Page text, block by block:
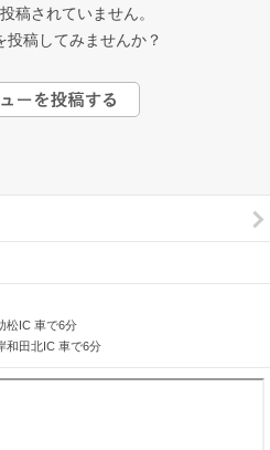
稿されていません。
投稿してみませんか？
松IC 車で6分
和田北IC 車で6分